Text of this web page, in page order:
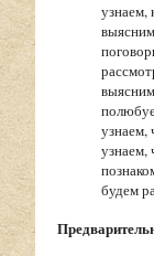
узнаем,
узнаем,
будем